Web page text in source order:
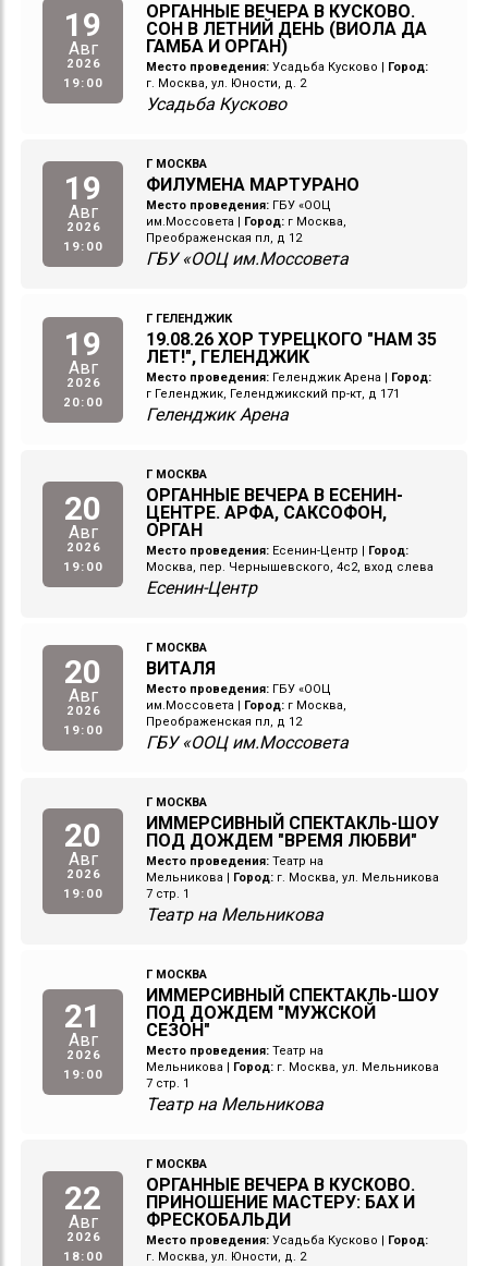
19
Авг
2026
19:00
ОРГАННЫЕ ВЕЧЕРА В КУСКОВО.
СОН В ЛЕТНИЙ ДЕНЬ (ВИОЛА ДА
ГАМБА И ОРГАН)
Место проведения: Усадьба Кусково
Город:
г. Москва, ул. Юности, д. 2
Усадьба Кусково
19
Авг
2026
19:00
Г МОСКВА
ФИЛУМЕНА МАРТУРАНО
Место проведения: ГБУ «ООЦ
им.Моссовета
Город: г Москва,
Преображенская пл, д 12
ГБУ «ООЦ им.Моссовета
19
Авг
2026
20:00
Г ГЕЛЕНДЖИК
19.08.26 ХОР ТУРЕЦКОГО "НАМ 35
ЛЕТ!", ГЕЛЕНДЖИК
Место проведения: Геленджик Арена
Город:
г Геленджик, Геленджикский пр-кт, д 171
Геленджик Арена
20
Авг
2026
19:00
Г МОСКВА
ОРГАННЫЕ ВЕЧЕРА В ЕСЕНИН-
ЦЕНТРЕ. АРФА, САКСОФОН,
ОРГАН
Место проведения: Есенин-Центр
Город:
Москва, пер. Чернышевского, 4с2, вход слева
Есенин-Центр
20
Авг
2026
19:00
Г МОСКВА
ВИТАЛЯ
Место проведения: ГБУ «ООЦ
им.Моссовета
Город: г Москва,
Преображенская пл, д 12
ГБУ «ООЦ им.Моссовета
20
Авг
2026
19:00
Г МОСКВА
ИММЕРСИВНЫЙ СПЕКТАКЛЬ-ШОУ
ПОД ДОЖДЕМ "ВРЕМЯ ЛЮБВИ"
Место проведения: Театр на
Мельникова
Город: г. Москва, ул. Мельникова
7 стр. 1
Театр на Мельникова
21
Авг
2026
19:00
Г МОСКВА
ИММЕРСИВНЫЙ СПЕКТАКЛЬ-ШОУ
ПОД ДОЖДЕМ "МУЖСКОЙ
СЕЗОН"
Место проведения: Театр на
Мельникова
Город: г. Москва, ул. Мельникова
7 стр. 1
Театр на Мельникова
22
Авг
2026
18:00
Г МОСКВА
ОРГАННЫЕ ВЕЧЕРА В КУСКОВО.
ПРИНОШЕНИЕ МАСТЕРУ: БАХ И
ФРЕСКОБАЛЬДИ
Место проведения: Усадьба Кусково
Город:
г. Москва, ул. Юности, д. 2